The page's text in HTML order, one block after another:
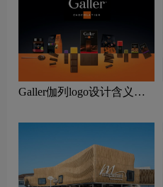
Galler伽列logo设计含义及